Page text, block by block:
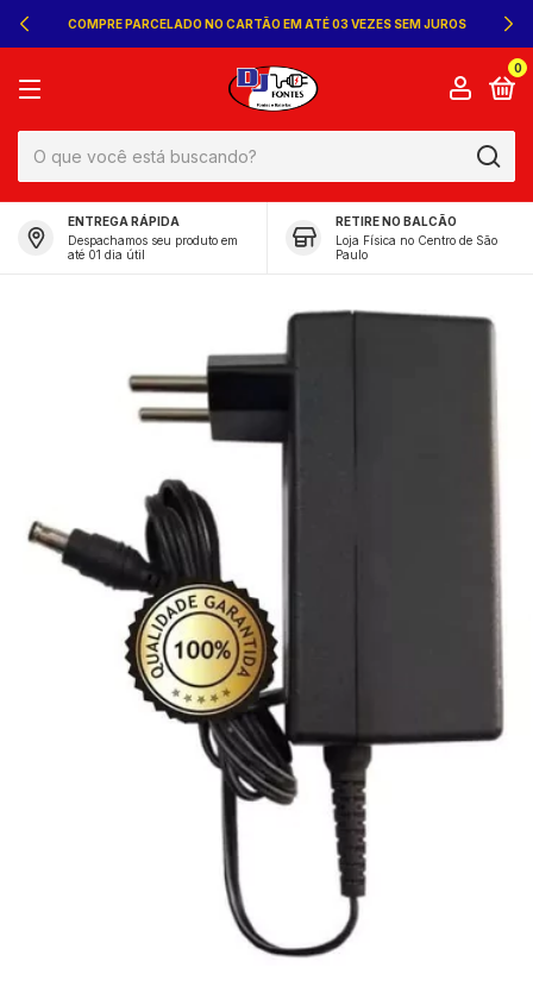
COMPRE PARCELADO NO CARTÃO EM ATÉ 03 VEZES SEM JUROS
0
ENTREGA RÁPIDA
Despachamos seu produto em
até 01 dia útil
RETIRE NO BALCÃO
Loja Física no Centro de São
Paulo